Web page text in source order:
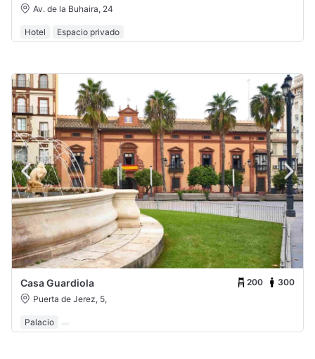
Av. de la Buhaira, 24
Hotel Espacio privado
Casa Guardiola 200
300
Puerta de Jerez, 5,
Palacio